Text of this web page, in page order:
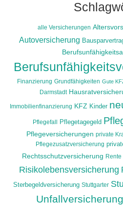
alle Versicherungen
Autoversicherung
Finanzierung Grundfähigkeiten Gute
Darmstadt
Immobilienfinanzierung KFZ Kinder
Pflegefall Pflegetagegeld
Pflegeversicherungen private
Pflegezusatzversicherung
Rechtsschutzversicherung Rente
Risikolebensversicherung
Sterbegeldversicherung Stuttgarter
Unfallversicherung